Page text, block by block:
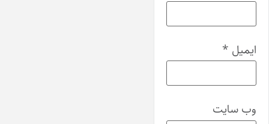
ایمیل *
وب‌ سایت